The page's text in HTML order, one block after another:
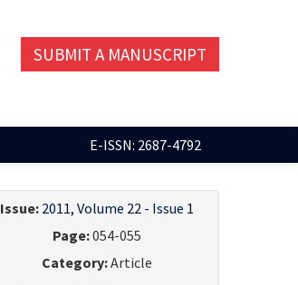
SUBMIT A MANUSCRIPT
E-ISSN: 2687-4792
Issue: 2011, Volume 22 - Issue 1
Page:054-055
Category:Article